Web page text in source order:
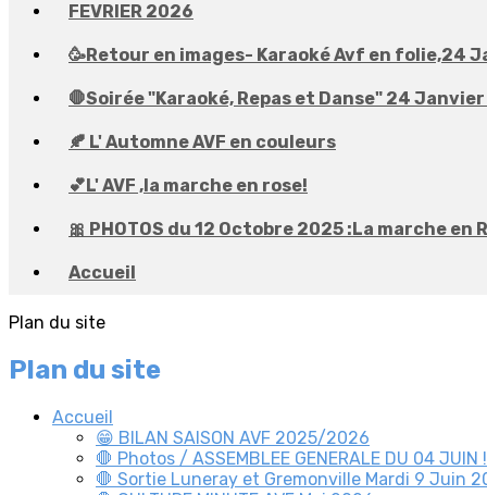
FEVRIER 2026
🥳Retour en images- Karaoké Avf en folie,24
🛑Soirée "Karaoké, Repas et Danse" 24
🍂 L' Automne AVF en couleurs
💕L' AVF ,la marche en rose!
🎀 PHOTOS du 12 Octobre 2025 :La marche en
Accueil
Plan du site
Plan du site
Accueil
😁 BILAN SAISON AVF 2025/2026
🛑 Photos / ASSEMBLEE GENERALE DU 04 JUIN !
🛑 Sortie Luneray et Gremonville Mardi 9 Juin